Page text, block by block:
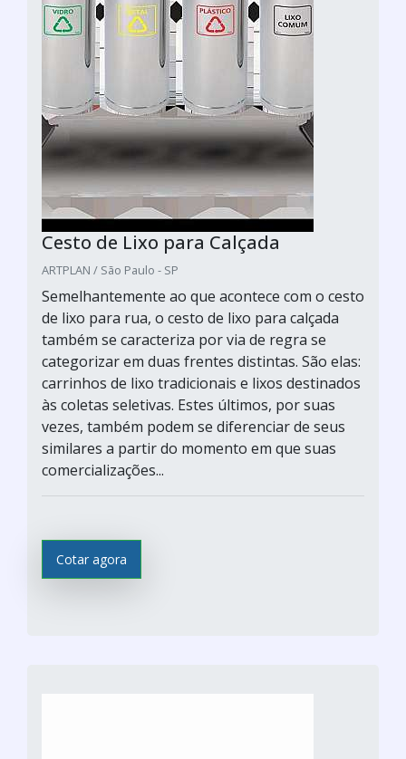
Cesto de Lixo para Calçada
ARTPLAN / São Paulo - SP
Semelhantemente ao que acontece com o cesto
de lixo para rua, o cesto de lixo para calçada
também se caracteriza por via de regra se
categorizar em duas frentes distintas. São elas:
carrinhos de lixo tradicionais e lixos destinados
às coletas seletivas. Estes últimos, por suas
vezes, também podem se diferenciar de seus
similares a partir do momento em que suas
comercializações...
Cotar agora